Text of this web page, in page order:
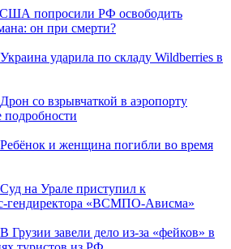
США попросили РФ освободить
он при смерти?
Украина ударила по складу Wildberries в
Дрон со взрывчаткой в аэропорту
подробности
Ребёнок и женщина погибли во время
Суд на Урале приступил к
гендиректора «ВСМПО-Ависма»
В Грузии завели дело из-за «фейков» в